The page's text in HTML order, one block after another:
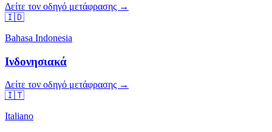
Δείτε τον οδηγό μετάφρασης →
🇮🇩
Bahasa Indonesia
Ινδονησιακά
Δείτε τον οδηγό μετάφρασης →
🇮🇹
Italiano